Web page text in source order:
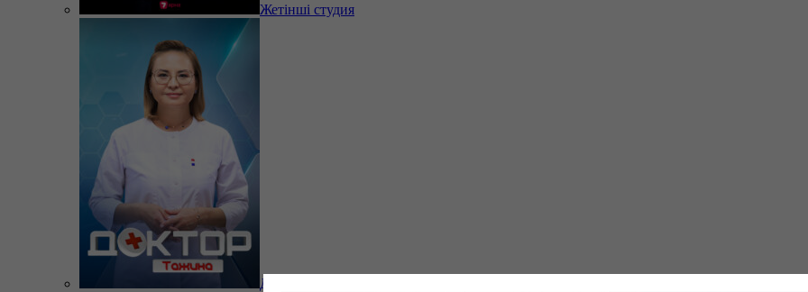
Жетінші студия
Доктор Тажина